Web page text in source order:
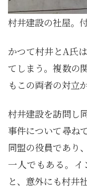
村井建設の社屋。
かつて村井とA氏
てしまう。複数の
もこの両者の対立
村井建設を訪問し
事件について尋ね
同盟の役員であり
一人でもある。イ
と、意外にも村井